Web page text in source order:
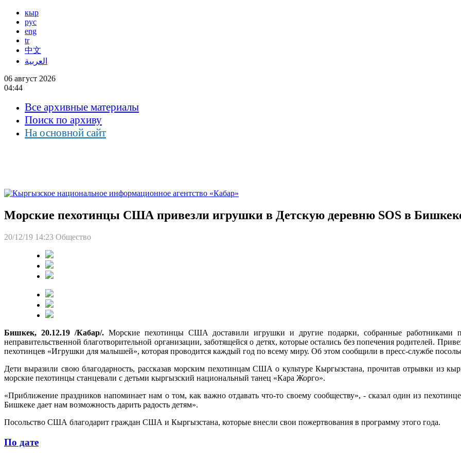
кыр
рус
eng
tr
中文
العربية
06 август 2026
04:44
Все архивные материалы
Поиск по архиву
На основной сайт
Морские пехотинцы США привезли игрушки в Детскую деревню SOS в
20/12/19 14:23 Общество
Бишкек, 20.12.19 /Кабар/.Морские пехотинцы США доставили игрушки и другие подарки, собранные работниками
неправительственной благотворительной организации, заботящейся о детях, которые остались без попечения родителей.
пехотинцев «Игрушки для малышей», которая проводится каждый год по всему миру. Об этом сообщили в пресс-службе
Дети выразили свою благодарность, рассказав морским пехотинцам США о культуре Кыргызстана, прочитав отрывки из
морские пехотинцы станцевали с детьми кыргызский национальный танец «Кара Жорго».
«Приближение праздников напоминает нам о том, как важно отдавать что-то своему сообществу», - сказал один из
Бишкеке дает нам возможность дарить радость детям».
Посольство США благодарит граждан США и Кыргызстана, которые внесли свои пожертвования в программу этого года.
По дате